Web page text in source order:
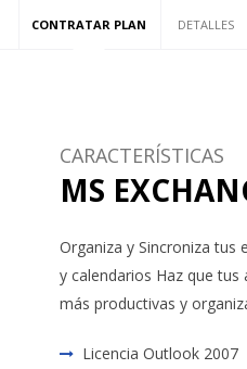
CONTRATAR PLAN DETALLES
CARACTERÍSTICAS
MS
Organiza y Sincroniza tus
y calendarios Haz que tus
más productivas y
Licencia Outlook 2007